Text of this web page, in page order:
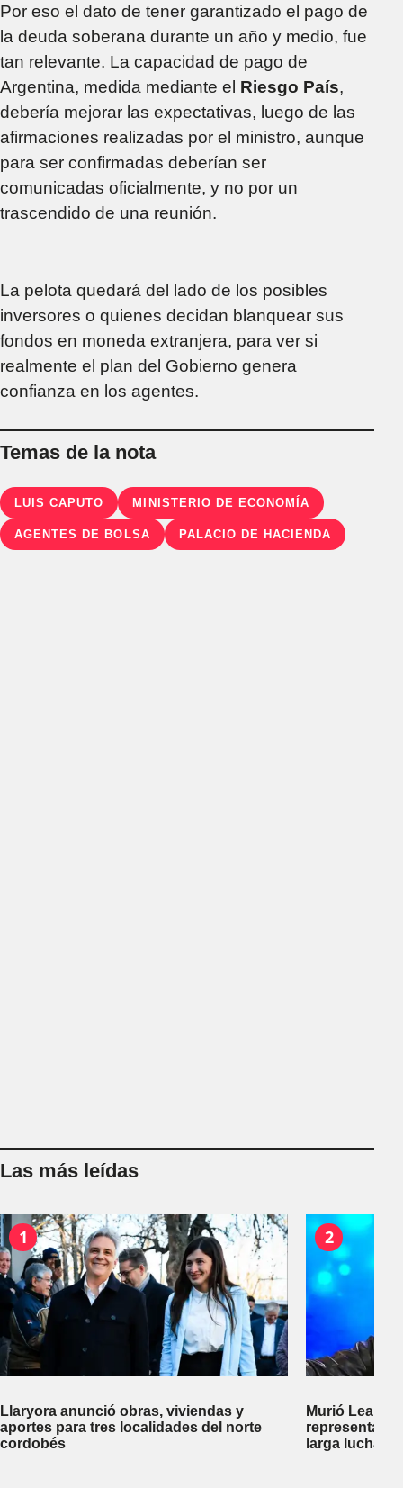
Por eso el dato de tener garantizado el pago de
la deuda soberana durante un año y medio, fue
tan relevante. La capacidad de pago de
Argentina, medida mediante el Riesgo País,
debería mejorar las expectativas, luego de las
afirmaciones realizadas por el ministro, aunque
para ser confirmadas deberían ser
comunicadas oficialmente, y no por un
trascendido de una reunión.
La pelota quedará del lado de los posibles
inversores o quienes decidan blanquear sus
fondos en moneda extranjera, para ver si
realmente el plan del Gobierno genera
confianza en los agentes.
Temas de la nota
LUIS CAPUTO MINISTERIO DE ECONOMÍA
AGENTES DE BOLSA PALACIO DE HACIENDA
Las más leídas
1
Llaryora anunció obras, viviendas y
aportes para tres localidades del norte
cordobés
2
Murió
larga lucha